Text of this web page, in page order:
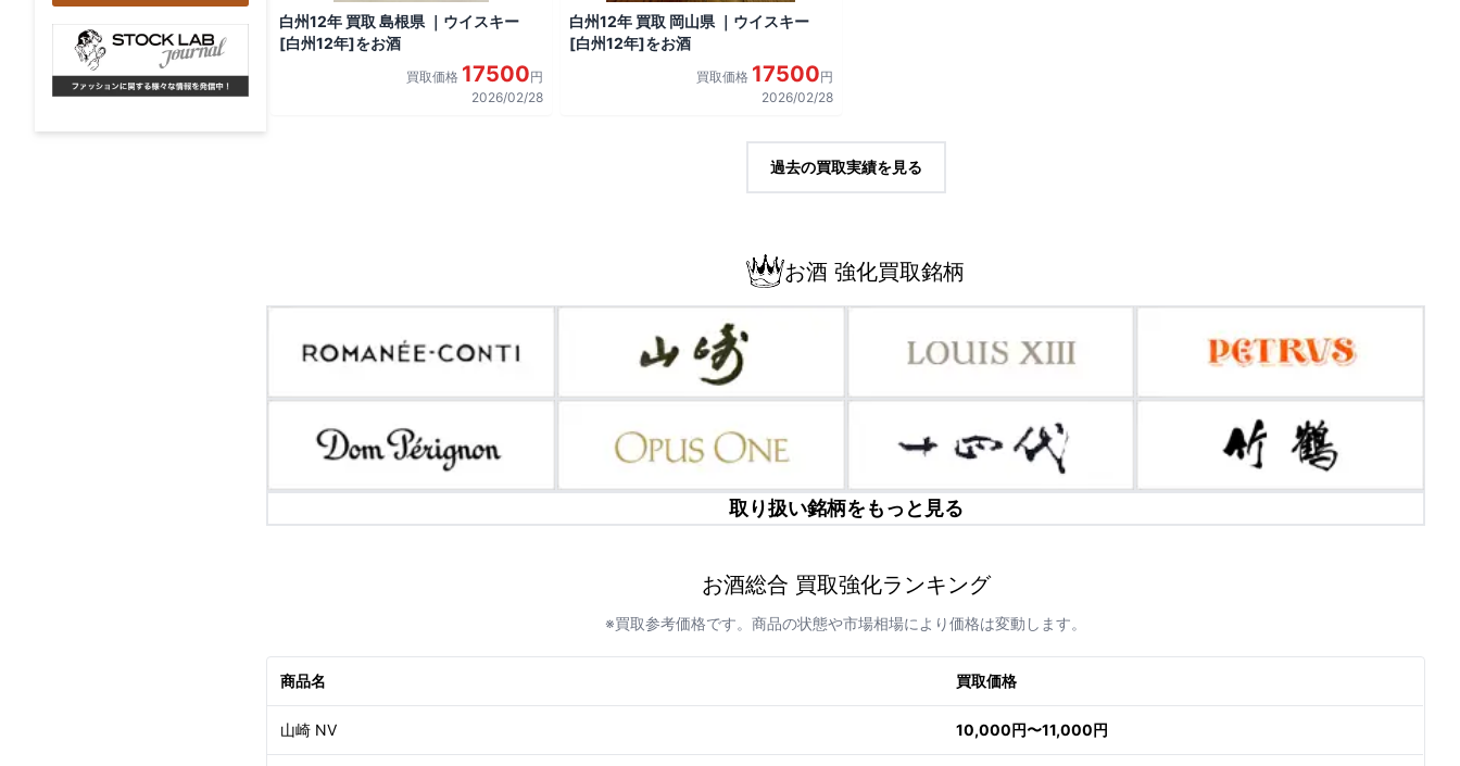
白州12年 買取 島根県 ｜ウイスキー
[白州12年]をお酒
買取価格 17500円
2026/02/28
白州12年 買取 岡山県 ｜ウイスキー
[白州12年]をお酒
買取価格 17500円
2026/02/28
過去の買取実績を見る
お酒 強化買取銘柄
取り扱い銘柄をもっと見る
お酒総合 買取強化ランキング
※買取参考価格です。商品の状態や市場相場により価格は変動します。
商品名 買取価格
山崎 NV 10,000円〜11,000円